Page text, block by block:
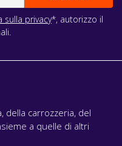
sulla privacy*, autorizzo il
della carrozzeria, del
a quelle di altri